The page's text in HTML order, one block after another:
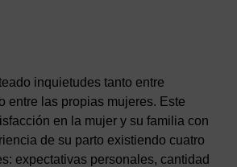
inquietudes tanto entre
entre las propias mujeres. Este
en la mujer y su familia con
de su parto existiendo cuatro
expectativas personales, cantidad